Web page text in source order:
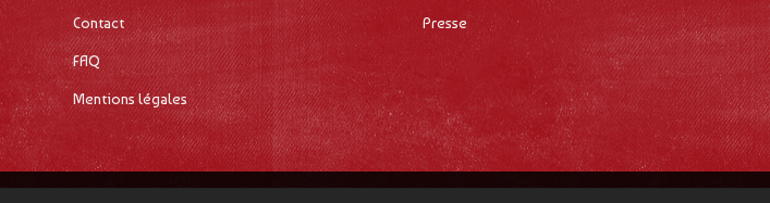
Contact
FAQ
Mentions légales
Presse